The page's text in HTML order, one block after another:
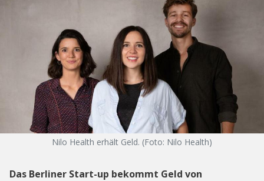
Nilo Health erhält Geld. (Foto: Nilo Health)
Das Berliner Start-up bekommt Geld von